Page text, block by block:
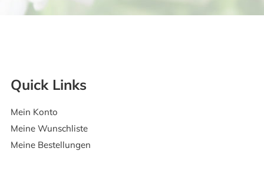
Quick Links
Mein Konto
Meine Wunschliste
Meine Bestellungen